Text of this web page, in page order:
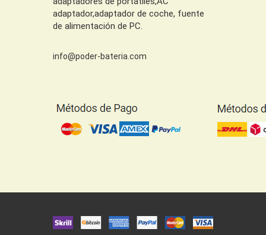
adaptador,adaptador de coche, fuente
de alimentación de PC.
info@poder-bateria.com